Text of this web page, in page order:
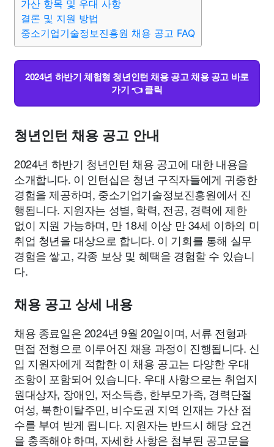
의료 의학 경제 마케팅 부동산 외국어
가산 항목 및 우대 사항
결론 및 지원 방법
중소기업기술정보진흥원 채용 공고 FAQ
2024년 하반기 체험형 청년인턴 채용 공고 채용 공고 바로
가기 👈 클릭
청년인턴 채용 공고 안내
2024년 하반기 청년인턴 채용 공고에 대한 내용을
소개합니다. 이 인턴십은 청년 구직자들에게 귀중한
경험을 제공하며, 중소기업기술정보진흥원에서 진
행됩니다. 지원자는 성별, 학력, 전공, 경력에 제한
없이 지원 가능하며, 만 18세 이상 만 34세 이하의 미
취업 청년을 대상으로 합니다. 이 기회를 통해 실무
경험을 쌓고, 각종 보상 및 혜택을 경험할 수 있습니
다.
채용 공고 상세 내용
채용 종료일은 2024년 9월 20일이며, 서류 전형과
면접 전형으로 이루어진 채용 과정이 진행됩니다. 신
입 지원자에게 적합한 이 채용 공고는 다양한 우대
조항이 포함되어 있습니다. 우대 사항으로는 취업지
원대상자, 장애인, 저소득층, 한부모가족, 경력단절
여성, 북한이탈주민, 비수도권 지역 인재는 가산 점
수를 부여 받게 됩니다. 지원자는 반드시 해당 요건
을 충족해야 하며, 자세한 사항은 첨부된 공고문을